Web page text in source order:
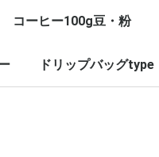
コーヒー100g豆・粉
ドリップバッグtype